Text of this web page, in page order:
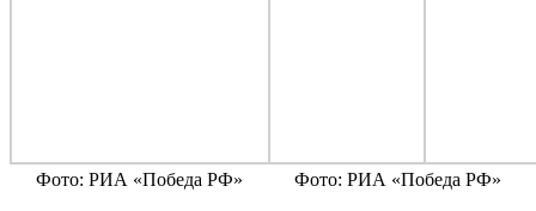
Фото: РИА «Победа РФ» Фото: РИА «Победа РФ»